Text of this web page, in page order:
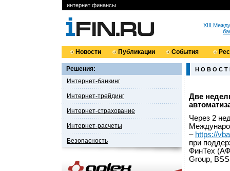
интернет финансы
XIII
Новости Публикации События
Решения:
Интернет-банкинг
Интернет-трейдинг
Интернет-страхование
Интернет-расчеты
Безопасность
Н О В О С Т
Две
Через 2
– https://
при
ФинТех
Group,